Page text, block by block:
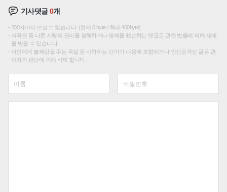
기사댓글0개
200자까지 쓰실 수 있습니다. (현재 0 byte / 최대 400byte)
저작권 등 다른 사람의 권리를 침해하거나 명예를 훼손하는 댓글은 관련 법률에 의해 제재
를 받을 수 있습니다.
타인에게 불쾌감을 주는 욕설 등 비하하는 단어가 내용에 포함되거나 인신공격성 글은 관
리자의 판단에 의해 삭제 합니다.